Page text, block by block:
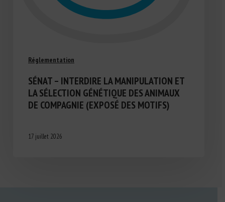
Réglementation
SÉNAT – INTERDIRE LA MANIPULATION ET
LA SÉLECTION GÉNÉTIQUE DES ANIMAUX
DE COMPAGNIE (EXPOSÉ DES MOTIFS)
17 juillet 2026